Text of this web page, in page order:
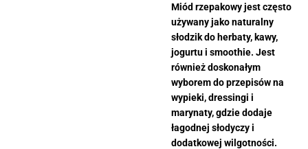
Miód rzepakowy jest często
używany jako naturalny
słodzik do herbaty, kawy,
jogurtu i smoothie. Jest
również doskonałym
wyborem do przepisów na
wypieki, dressingi i
marynaty, gdzie dodaje
łagodnej słodyczy i
dodatkowej wilgotności.